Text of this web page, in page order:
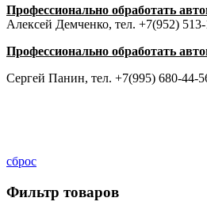
Профессионально обработать
Алексей Демченко, тел. +7(952)
Профессионально обработать
Сергей Панин, тел. +7(995) 680-44-
сброс
Фильтр товаров